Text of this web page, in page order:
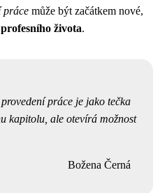
práce může být začátkem nové,
života.
práce je jako tečka
kapitolu, ale otevírá možnost
Božena Černá